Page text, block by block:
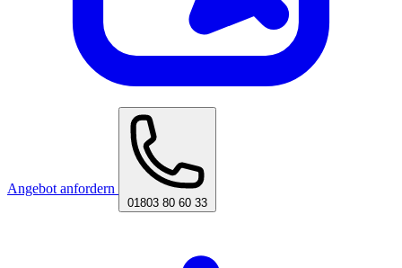
Angebot anfordern
01803 80 60 33